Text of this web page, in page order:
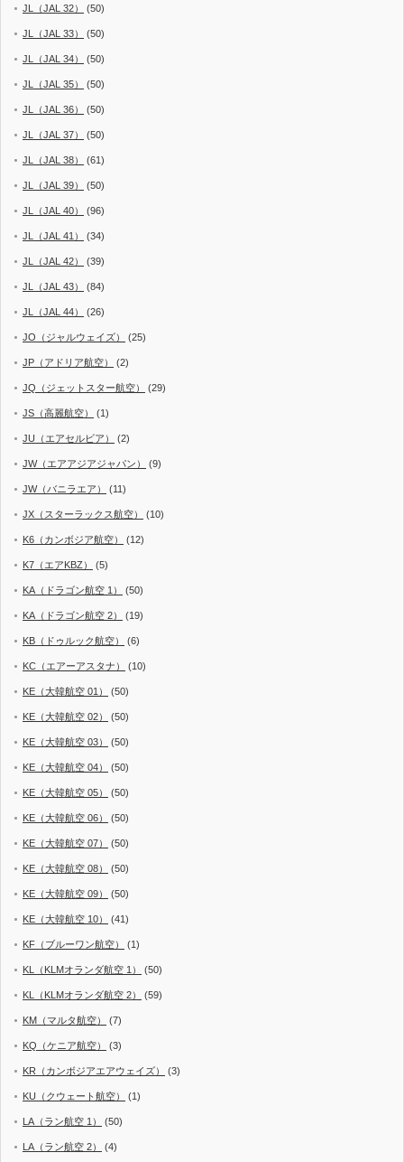
JL（JAL 32） (50)
JL（JAL 33） (50)
JL（JAL 34） (50)
JL（JAL 35） (50)
JL（JAL 36） (50)
JL（JAL 37） (50)
JL（JAL 38） (61)
JL（JAL 39） (50)
JL（JAL 40） (96)
JL（JAL 41） (34)
JL（JAL 42） (39)
JL（JAL 43） (84)
JL（JAL 44） (26)
JO（ジャルウェイズ） (25)
JP（アドリア航空） (2)
JQ（ジェットスター航空） (29)
JS（高麗航空） (1)
JU（エアセルビア） (2)
JW（エアアジアジャパン） (9)
JW（バニラエア） (11)
JX（スターラックス航空） (10)
K6（カンボジア航空） (12)
K7（エアKBZ） (5)
KA（ドラゴン航空 1） (50)
KA（ドラゴン航空 2） (19)
KB（ドゥルック航空） (6)
KC（エアーアスタナ） (10)
KE（大韓航空 01） (50)
KE（大韓航空 02） (50)
KE（大韓航空 03） (50)
KE（大韓航空 04） (50)
KE（大韓航空 05） (50)
KE（大韓航空 06） (50)
KE（大韓航空 07） (50)
KE（大韓航空 08） (50)
KE（大韓航空 09） (50)
KE（大韓航空 10） (41)
KF（ブルーワン航空） (1)
KL（KLMオランダ航空 1） (50)
KL（KLMオランダ航空 2） (59)
KM（マルタ航空） (7)
KQ（ケニア航空） (3)
KR（カンボジアエアウェイズ） (3)
KU（クウェート航空） (1)
LA（ラン航空 1） (50)
LA（ラン航空 2） (4)